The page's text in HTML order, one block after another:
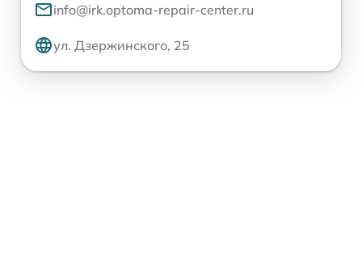
info@irk.optoma-repair-center.ru
ул. Дзержинского, 25